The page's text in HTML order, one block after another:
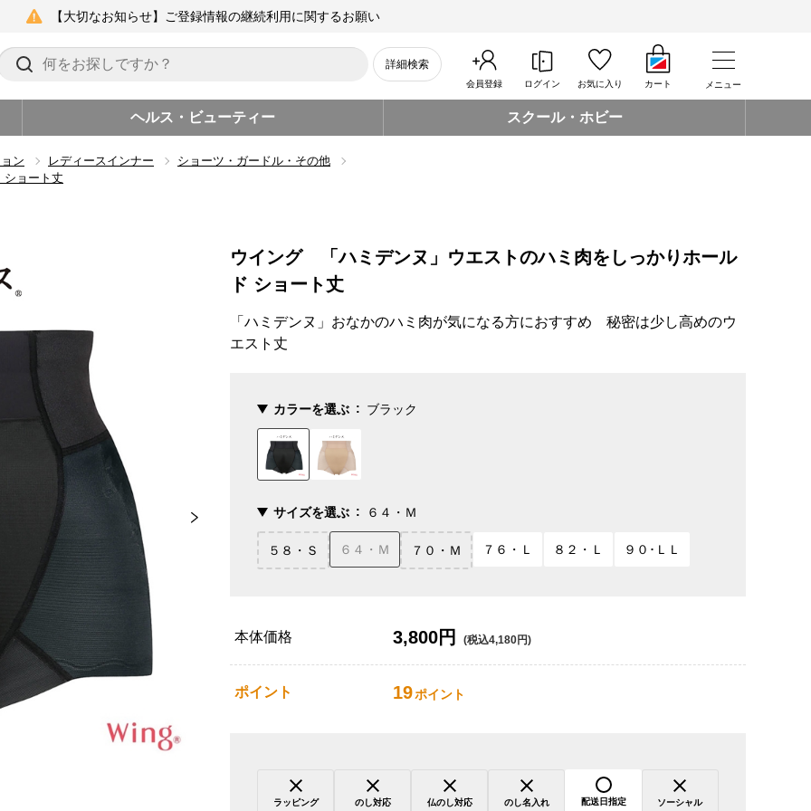
【大切なお知らせ】ご登録情報の継続利用に関するお願い
詳細検索
会員登録 ログイン お気に入り カート メニュー
ヘルス・ビューティー スクール・ホビー
ン レディースインナー
ショーツ・ガードル・その他
ョート丈
ウイング 「ハミデンヌ」ウエストのハミ肉をしっかりホール
ド ショート丈
「ハミデンヌ」おなかのハミ肉が気になる方におすすめ 秘密は少し高めのウ
エスト丈
カラーを選ぶ ブラック
サイズを選ぶ ６４・Ｍ
５８・Ｓ ６４・Ｍ ７０・Ｍ ７６・Ｌ ８２・Ｌ ９０･ＬＬ
本体価格 3,800円 (税込4,180円)
ポイント 19ポイント
ラッピング のし対応 仏のし対応 のし名入れ 配送日指定 ソーシャル